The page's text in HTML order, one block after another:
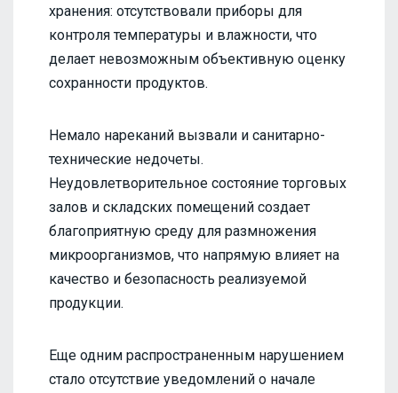
хранения: отсутствовали приборы для
контроля температуры и влажности, что
делает невозможным объективную оценку
сохранности продуктов.
Немало нареканий вызвали и санитарно-
технические недочеты.
Неудовлетворительное состояние торговых
залов и складских помещений создает
благоприятную среду для размножения
микроорганизмов, что напрямую влияет на
качество и безопасность реализуемой
продукции.
Еще одним распространенным нарушением
стало отсутствие уведомлений о начале